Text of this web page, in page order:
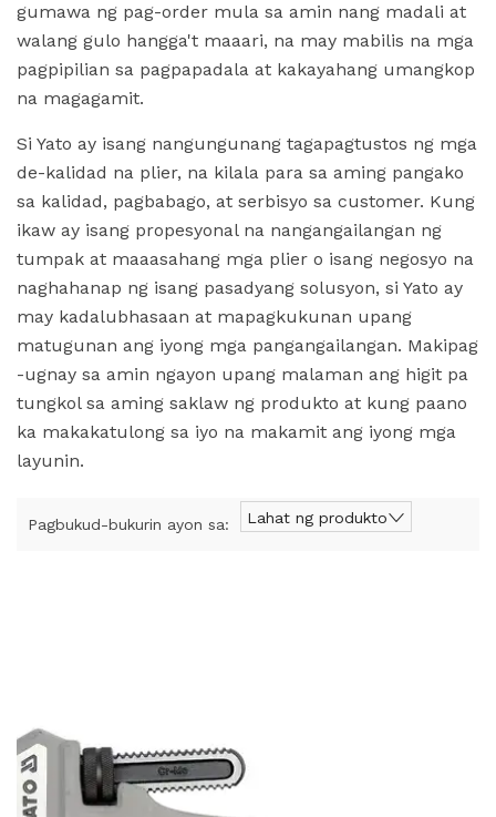
gumawa ng pag-order mula sa amin nang madali at
walang gulo hangga't maaari, na may mabilis na mga
pagpipilian sa pagpapadala at kakayahang umangkop
na magagamit.
Si Yato ay isang nangungunang tagapagtustos ng mga
de-kalidad na plier, na kilala para sa aming pangako
sa kalidad, pagbabago, at serbisyo sa customer. Kung
ikaw ay isang propesyonal na nangangailangan ng
tumpak at maaasahang mga plier o isang negosyo na
naghahanap ng isang pasadyang solusyon, si Yato ay
may kadalubhasaan at mapagkukunan upang
matugunan ang iyong mga pangangailangan. Makipag
-ugnay sa amin ngayon upang malaman ang higit pa
tungkol sa aming saklaw ng produkto at kung paano
ka makakatulong sa iyo na makamit ang iyong mga
layunin.
Pagbukud-bukurin ayon sa: Lahat ng produkto